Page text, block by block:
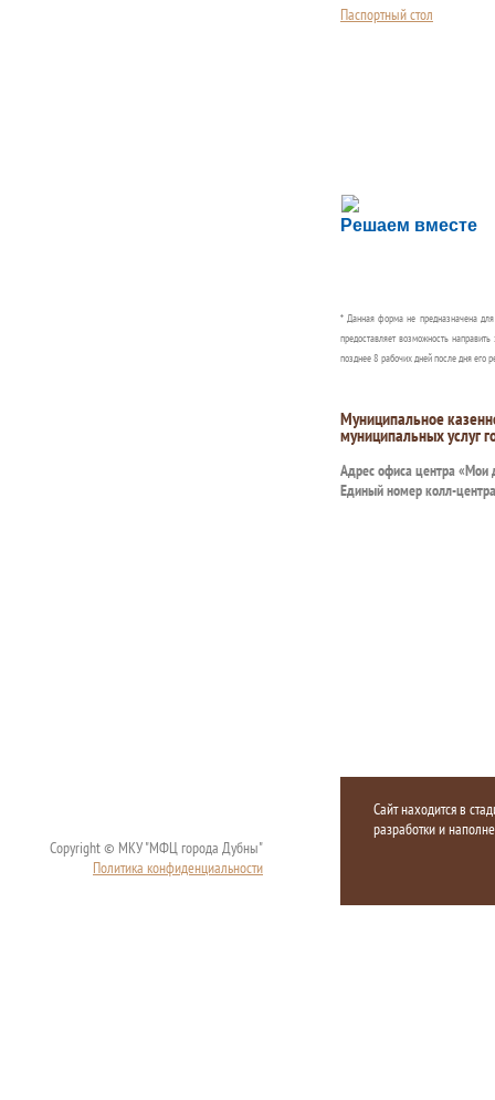
Паспортный стол
Решаем вместе
Сложности с
Сообщите об этом
* Данная форма не предназначена
предоставляет возможность
позднее 8 рабочих дней после дня его
Муниципальное
муниципальных услуг
Адрес офиса центра «Мои
Единый номер колл-
Copyright © МКУ "МФЦ города Дубны"
Политика конфиденциальности
Сайт находится в
разработки и